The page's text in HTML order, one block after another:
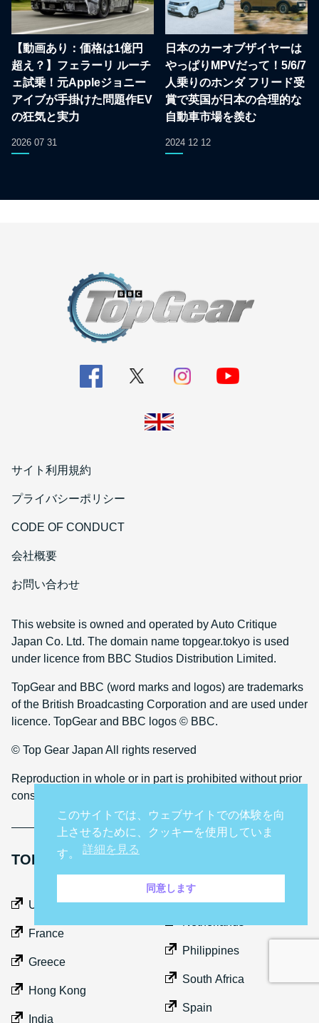
【動画あり：価格は1億円
超え？】フェラーリ ルーチ
ェ試乗！元Appleジョニー
アイブが手掛けた問題作EV
の狂気と実力
2026 07 31
日本のカーオブザイヤーは
やっぱりMPVだって！5/6/7
人乗りのホンダ フリード受
賞で英国が日本の合理的な
自動車市場を羨む
2024 12 12
サイト利用規約
プライバシーポリシー
CODE OF CONDUCT
会社概要
お問い合わせ
This website is owned and operated by Auto Critique
Japan Co. Ltd. The domain name topgear.tokyo is used
under licence from BBC Studios Distribution Limited.
TopGear and BBC (word marks and logos) are trademarks
of the British Broadcasting Corporation and are used under
licence. TopGear and BBC logos © BBC.
© Top Gear Japan All rights reserved
Reproduction in whole or in part is prohibited without prior
consent
TOP GEAR INTERNATIONAL SITES
UK
France
Greece
Hong Kong
India
Middle East
Philippines
South Africa
Spain
このサイトでは、ウェブサイトでの体験を向
上させるために、クッキーを使用していま
す。 詳細を見る
同意します